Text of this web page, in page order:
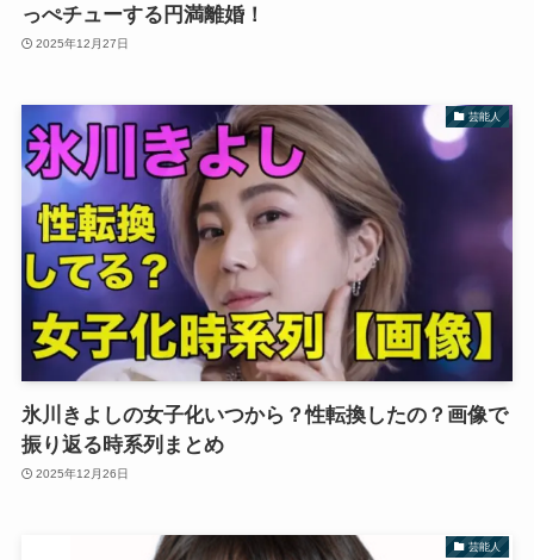
っぺチューする円満離婚！
2025年12月27日
芸能人
氷川きよしの女子化いつから？性転換したの？画像で
振り返る時系列まとめ
2025年12月26日
芸能人